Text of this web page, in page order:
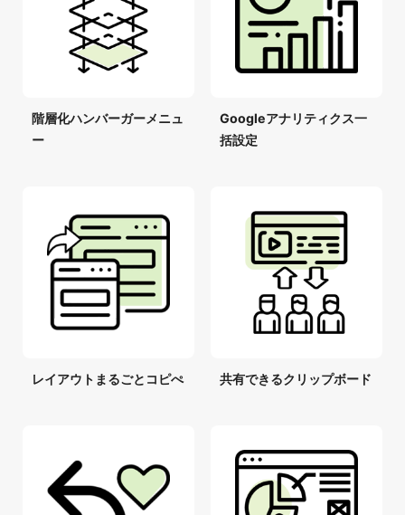
階層化ハンバーガーメニュ
ー
Googleアナリティクス一
括設定
レイアウトまるごとコピぺ 共有できるクリップボード